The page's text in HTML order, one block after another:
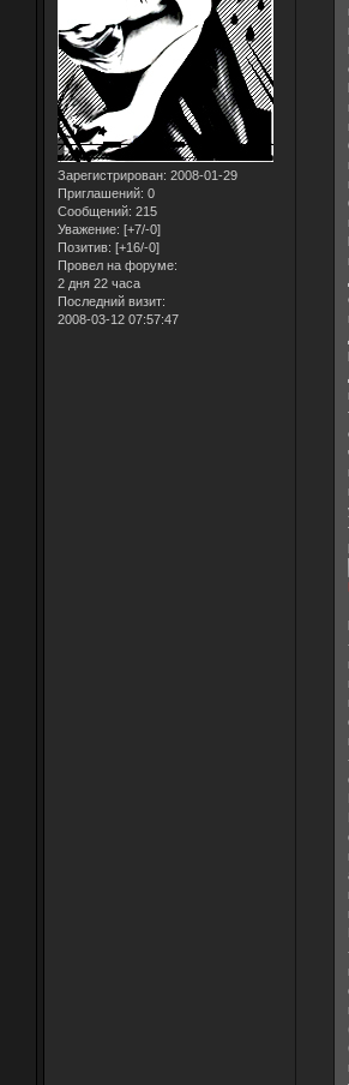
Зарегистрирован: 2008-01-29
Приглашений: 0
Сообщений: 215
Уважение: [+7/-0]
Позитив: [+16/-0]
Провел на форуме:
2 дня 22 часа
Последний визит:
2008-03-12 07:57:47